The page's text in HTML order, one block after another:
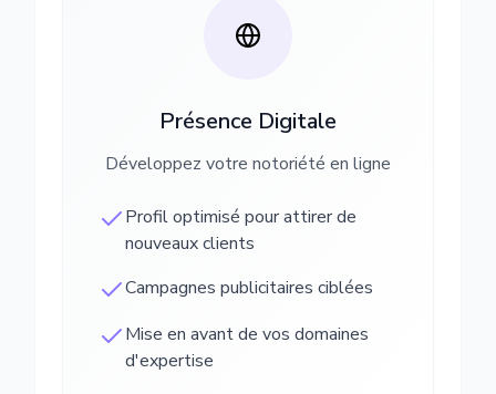
Présence Digitale
Développez votre notoriété en ligne
Profil optimisé pour attirer de
nouveaux clients
Campagnes publicitaires ciblées
Mise en avant de vos domaines
d'expertise